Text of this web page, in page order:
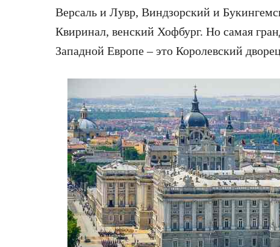
Версаль и Лувр, Виндзорский и
Квиринал, венский Хофбург. Но самая
Западной Европе – это Королевский